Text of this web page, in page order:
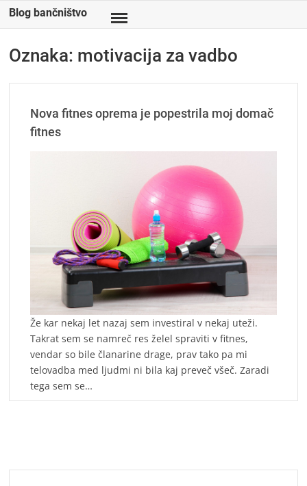
SkipBlog bančništvo
Oznaka: motivacija za vadbo
Nova fitnes oprema je popestrila moj domač
fitnes
Že kar nekaj let nazaj sem investiral v nekaj uteži.
Takrat sem se namreč res želel spraviti v fitnes,
vendar so bile članarine drage, prav tako pa mi
telovadba med ljudmi ni bila kaj preveč všeč. Zaradi
tega sem se…